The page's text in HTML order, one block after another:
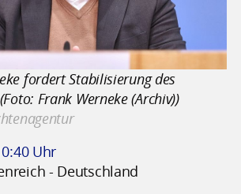
fordert Stabilisierung des
Frank Werneke (Archiv))
Uhr
- Deutschland